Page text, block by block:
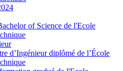
of Science de l'Ecole
d’Ingénieur diplômé de l’École